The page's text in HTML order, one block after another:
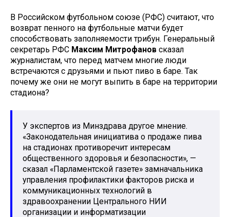
В Российском футбольном союзе (РФС) считают, что
возврат пенного на футбольные матчи будет
способствовать заполняемости трибун. Генеральный
секретарь РФС Максим Митрофанов сказал
журналистам, что перед матчем многие люди
встречаются с друзьями и пьют пиво в баре. Так
почему же они не могут выпить в баре на территории
стадиона?
У экспертов из Минздрава другое мнение.
«Законодательная инициатива о продаже пива
на стадионах противоречит интересам
общественного здоровья и безопасности», —
сказал «Парламентской газете» замначальника
управления профилактики факторов риска и
коммуникационных технологий в
здравоохранении Центрального НИИ
организации и информатизации